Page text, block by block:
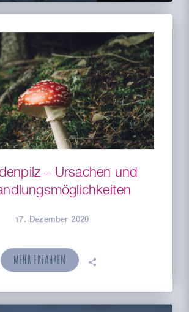
– Ursachen und
17. Dezember 2020
MEHR ERFAHREN 🗣